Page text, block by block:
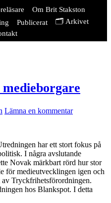
Om Brit Stakston
Publicerat
🗂️ Arkivet
Lämna en kommentar
har ett stort fokus på
I några avslutande
Novak märkbart rörd hur stor
för medieutvecklingen igen och
Tryckfrihetsförordningen.
hos Blankspot. I detta